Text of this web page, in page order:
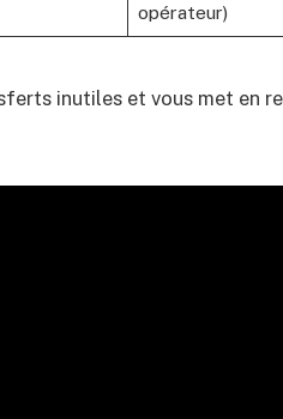
opérateur)
inutiles et vous met en